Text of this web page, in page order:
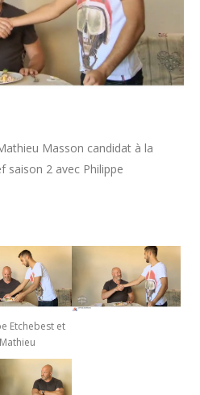
Masson candidat à la
saison 2 avec Philippe
Etchebest et
Mathieu